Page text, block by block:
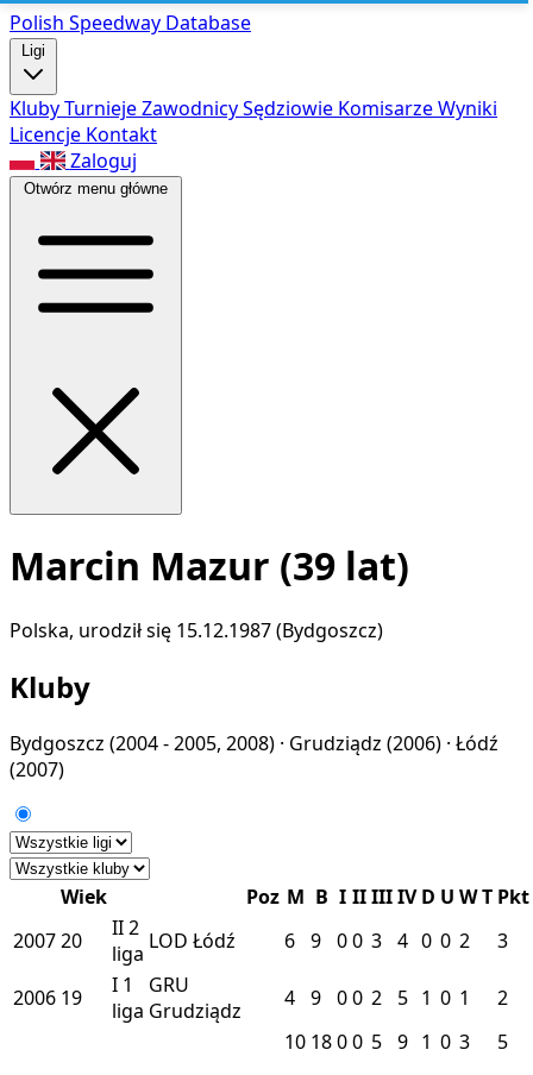
Polish Speedway Database
Ligi
KlubyTurniejeZawodnicySędziowie KomisarzeWyniki
Licencje Kontakt
Zaloguj
Otwórz menu główne
Marcin Mazur (39 lat)
Polska, urodził się 15.12.1987 (Bydgoszcz)
Kluby
Bydgoszcz (2004 - 2005, 2008) · Grudziądz (2006) · Łódź
(2007)
Wiek Poz M B I IIIIIIV D U WT Pkt
200720 II2
liga LOD Łódź 6 9 00 3 4 0 0 2 3
2006 19 I 1
liga
GRU
Grudziądz
4 9 00 2 5 1 0 1
2
10 1800 5 9 1 0 3
5